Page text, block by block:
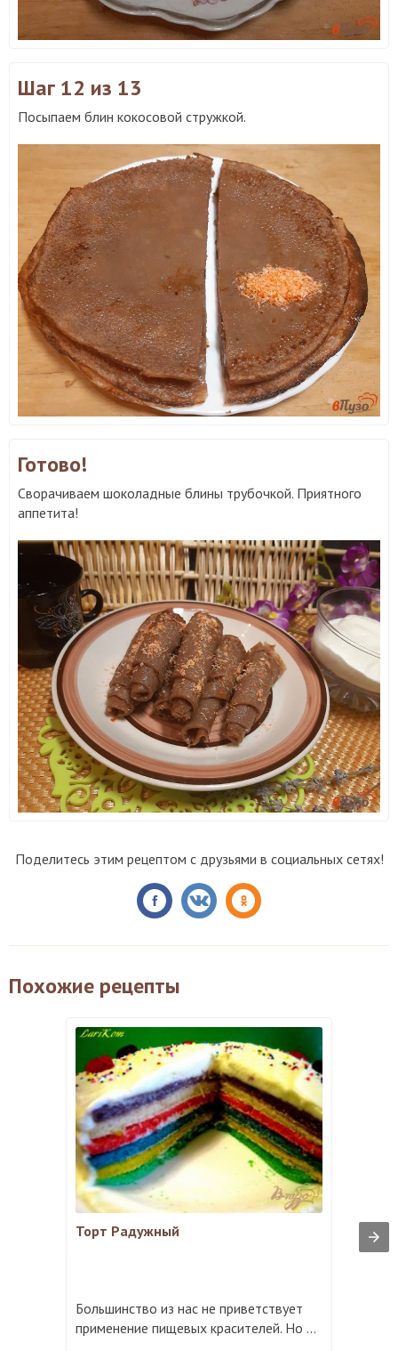
Шаг 12 из 13
Посыпаем блин кокосовой стружкой.
Готово!
Сворачиваем шоколадные блины трубочкой. Приятного
аппетита!
Поделитесь этим рецептом с друзьями в социальных сетях!
Похожие рецепты
Торт Радужный
Большинство из нас не приветствует
применение пищевых красителей. Но ...